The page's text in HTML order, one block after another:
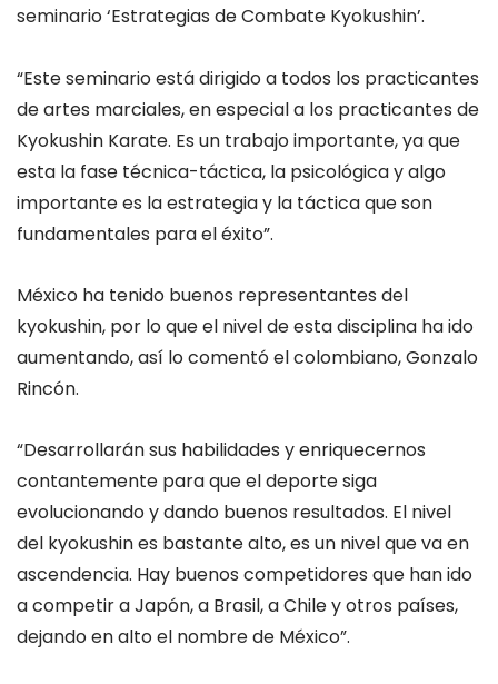
seminario ‘Estrategias de Combate Kyokushin’.
“Este seminario está dirigido a todos los practicantes
de artes marciales, en especial a los practicantes de
Kyokushin Karate. Es un trabajo importante, ya que
esta la fase técnica-táctica, la psicológica y algo
importante es la estrategia y la táctica que son
fundamentales para el éxito”.
México ha tenido buenos representantes del
kyokushin, por lo que el nivel de esta disciplina ha ido
aumentando, así lo comentó el colombiano, Gonzalo
Rincón.
“Desarrollarán sus habilidades y enriquecernos
contantemente para que el deporte siga
evolucionando y dando buenos resultados. El nivel
del kyokushin es bastante alto, es un nivel que va en
ascendencia. Hay buenos competidores que han ido
a competir a Japón, a Brasil, a Chile y otros países,
dejando en alto el nombre de México”.